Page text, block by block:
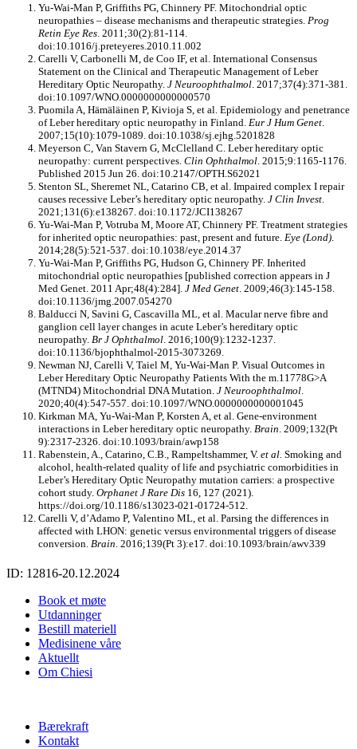
Yu-Wai-Man P, Griffiths PG, Chinnery PF. Mitochondrial optic
neuropathies – disease mechanisms and therapeutic strategies. Prog
Retin Eye Res . 2011;30(2):81-114.
doi:10.1016/j.preteyeres.2010.11.002
Carelli V, Carbonelli M, de Coo IF, et al. International Consensus
Statement on the Clinical and Therapeutic Management of Leber
Hereditary Optic Neuropathy. J Neuroophthalmol . 2017;37(4):371-381.
doi:10.1097/WNO.0000000000000570
Puomila A, Hämäläinen P, Kivioja S, et al. Epidemiology and penetrance
of Leber hereditary optic neuropathy in Finland. Eur J Hum Genet
2007;15(10):1079-1089. doi:10.1038/sj.ejhg.5201828
Meyerson C, Van Stavern G, McClelland C. Leber hereditary optic
neuropathy: current perspectives. Clin Ophthalmol . 2015;9:1165-1176.
Published 2015 Jun 26. doi:10.2147/OPTH.S62021
Stenton SL, Sheremet NL, Catarino CB, et al. Impaired complex I repair
causes recessive Leber’s hereditary optic neuropathy. J Clin Invest
2021;131(6):e138267. doi:10.1172/JCI138267
Yu-Wai-Man P, Votruba M, Moore AT, Chinnery PF. Treatment strategies
for inherited optic neuropathies: past, present and future. Eye (Lond)
2014;28(5):521-537. doi:10.1038/eye.2014.37
Yu-Wai-Man P, Griffiths PG, Hudson G, Chinnery PF. Inherited
mitochondrial optic neuropathies [published correction appears in J
Med Genet. 2011 Apr;48(4):284]. J Med Genet . 2009;46(3):145-158.
doi:10.1136/jmg.2007.054270
Balducci N, Savini G, Cascavilla ML, et al. Macular nerve fibre and
ganglion cell layer changes in acute Leber’s hereditary optic
neuropathy. Br J Ophthalmol . 2016;100(9):1232-1237.
doi:10.1136/bjophthalmol-2015-3073269.
Newman NJ, Carelli V, Taiel M, Yu-Wai-Man P. Visual Outcomes in
Leber Hereditary Optic Neuropathy Patients With the m.11778G>A
(MTND4) Mitochondrial DNA Mutation. J Neuroophthalmol
2020;40(4):547-557. doi:10.1097/WNO.0000000000001045
Kirkman MA, Yu-Wai-Man P, Korsten A, et al. Gene-environment
interactions in Leber hereditary optic neuropathy. Brain . 2009;132(Pt
9):2317-2326. doi:10.1093/brain/awp158
Rabenstein, A., Catarino, C.B., Rampeltshammer, V. et al. Smoking and
alcohol, health-related quality of life and psychiatric comorbidities in
Leber’s Hereditary Optic Neuropathy mutation carriers: a prospective
cohort study. Orphanet J Rare Dis 16, 127 (2021).
https://doi.org/10.1186/s13023-021-01724-512.
Carelli V, d’Adamo P, Valentino ML, et al. Parsing the differences in
affected with LHON: genetic versus environmental triggers of disease
conversion. Brain . 2016;139(Pt 3):e17. doi:10.1093/brain/awv339
ID: 12816-20.12.2024
Book et møte
Utdanninger
Bestill materiell
Medisinene våre
Aktuellt
Om Chiesi
Bærekraft
Kontakt